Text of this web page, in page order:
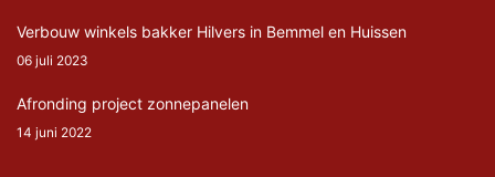
Verbouw winkels bakker Hilvers in Bemmel en Huissen
06 juli 2023
Afronding project zonnepanelen
14 juni 2022